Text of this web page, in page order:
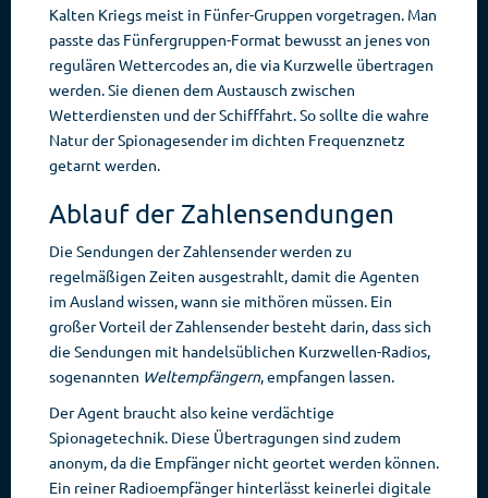
Kalten Kriegs meist in Fünfer-Gruppen vorgetragen. Man
passte das Fünfergruppen-Format bewusst an jenes von
regulären Wettercodes an, die via Kurzwelle übertragen
werden. Sie dienen dem Austausch zwischen
Wetterdiensten und der Schifffahrt. So sollte die wahre
Natur der Spionagesender im dichten Frequenznetz
getarnt werden.
Ablauf der Zahlensendungen
Die Sendungen der Zahlensender werden zu
regelmäßigen Zeiten ausgestrahlt, damit die Agenten
im Ausland wissen, wann sie mithören müssen. Ein
großer Vorteil der Zahlensender besteht darin, dass sich
die Sendungen mit handelsüblichen Kurzwellen-Radios,
sogenannten Weltempfängern, empfangen lassen.
Der Agent braucht also keine verdächtige
Spionagetechnik. Diese Übertragungen sind zudem
anonym, da die Empfänger nicht geortet werden können.
Ein reiner Radioempfänger hinterlässt keinerlei digitale